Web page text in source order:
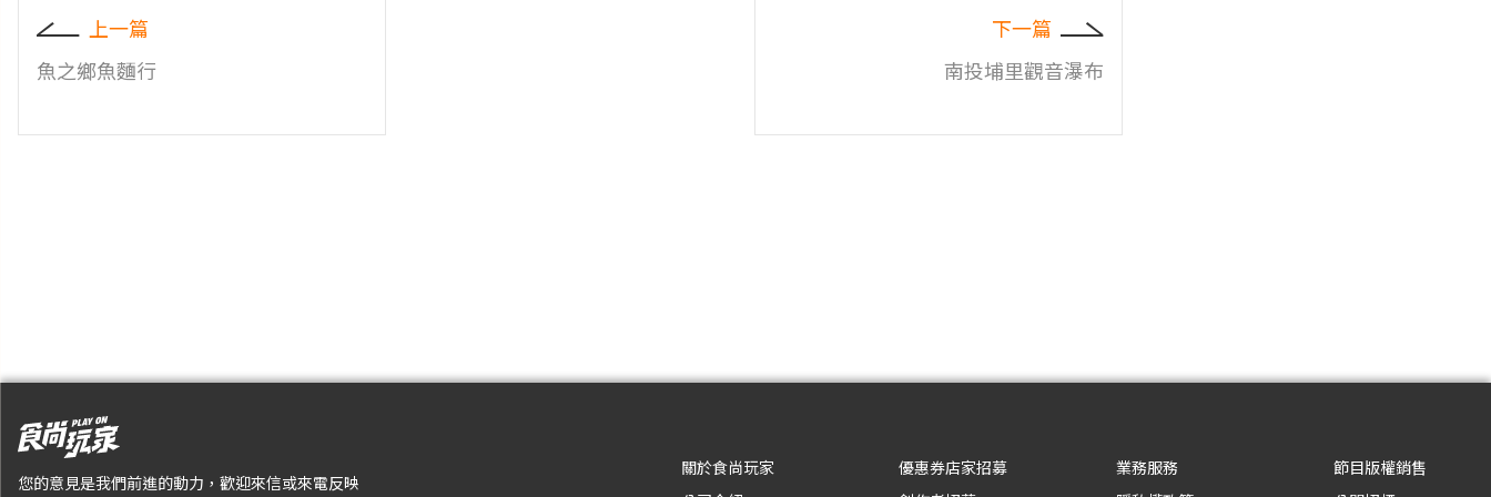
上一篇
魚之鄉魚麵行
下一篇
南投埔里觀音瀑布
您的意見是我們前進的動力，歡迎來信或來電反映
關於食尚玩家
優惠券店家招募
業務服務
節目版權銷售